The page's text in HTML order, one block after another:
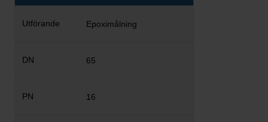
Epoximålning
65
16